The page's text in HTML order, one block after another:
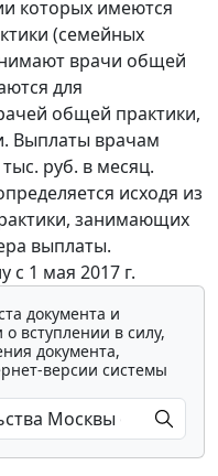
которых имеются
(семейных
врачи общей
для
общей практики,
Выплаты врачам
руб. в месяц.
исходя из
занимающих
выплаты.
с 1 мая 2017 г.
документа и
вступлении в силу,
документа,
версии системы